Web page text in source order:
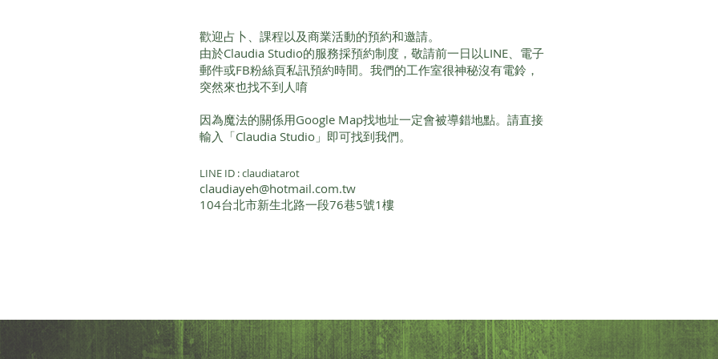
歡迎占卜、課程以及商業活動的預約和邀請。
由於Claudia Studio的服務採預約制度，敬請前一日以LINE、電子
郵件或FB粉絲頁私訊預約時間。我們的工作室很神秘沒有電鈴，
突然來也找不到人唷
因為魔法的關係用Google Map找地址一定會被導錯地點。請直接
輸入「Claudia Studio」即可找到我們。
LINE ID : claudiatarot
claudiayeh@hotmail.com.tw
104台北市新生北路一段76巷5號1樓